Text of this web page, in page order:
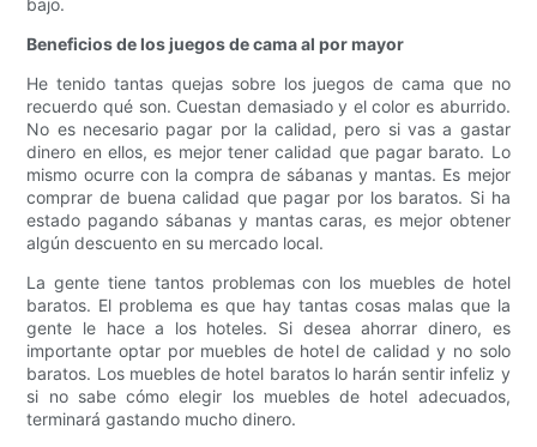
bajo.
Beneficios de los juegos de cama al por mayor
He tenido tantas quejas sobre los juegos de cama que no
recuerdo qué son. Cuestan demasiado y el color es aburrido.
No es necesario pagar por la calidad, pero si vas a gastar
dinero en ellos, es mejor tener calidad que pagar barato. Lo
mismo ocurre con la compra de sábanas y mantas. Es mejor
comprar de buena calidad que pagar por los baratos. Si ha
estado pagando sábanas y mantas caras, es mejor obtener
algún descuento en su mercado local.
La gente tiene tantos problemas con los muebles de hotel
baratos. El problema es que hay tantas cosas malas que la
gente le hace a los hoteles. Si desea ahorrar dinero, es
importante optar por muebles de hotel de calidad y no solo
baratos. Los muebles de hotel baratos lo harán sentir infeliz y
si no sabe cómo elegir los muebles de hotel adecuados,
terminará gastando mucho dinero.